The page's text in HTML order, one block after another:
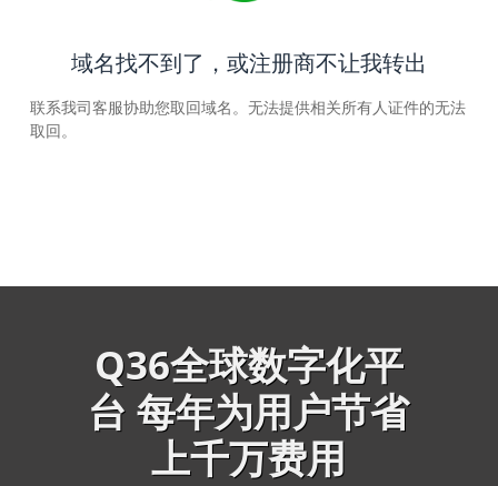
域名找不到了，或注册商不让我转出
联系我司客服协助您取回域名。无法提供相关所有人证件的无法
取回。
Q36全球数字化平
台 每年为用户节省
上千万费用